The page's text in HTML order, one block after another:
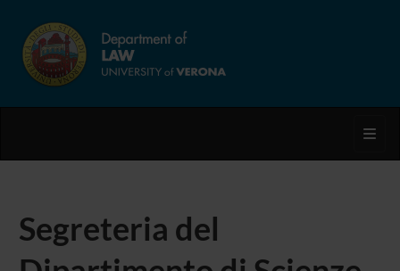
Segreteria del